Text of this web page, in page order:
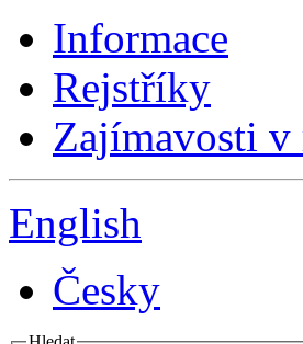
Informace
Rejstříky
Zajímavosti v
English
Česky